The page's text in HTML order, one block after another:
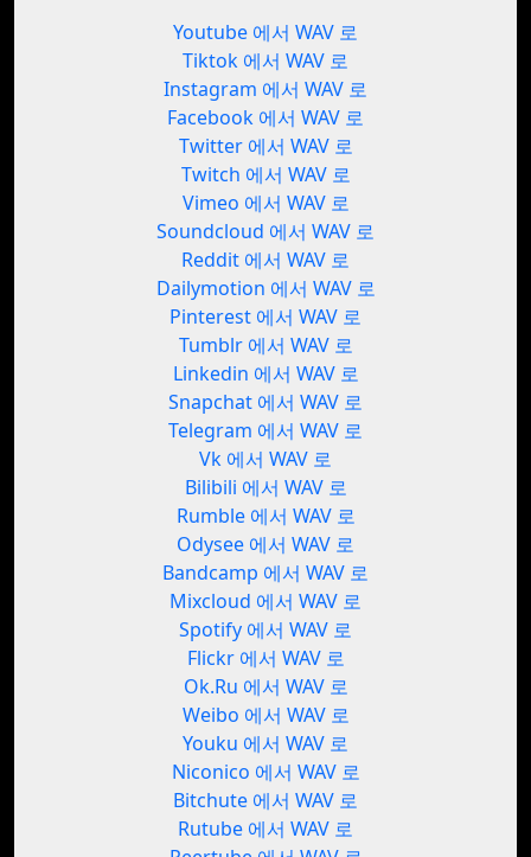
Youtube 에서 WAV 로
Tiktok 에서 WAV 로
Instagram 에서 WAV 로
Facebook 에서 WAV 로
Twitter 에서 WAV 로
Twitch 에서 WAV 로
Vimeo 에서 WAV 로
Soundcloud 에서 WAV 로
Reddit 에서 WAV 로
Dailymotion 에서 WAV 로
Pinterest 에서 WAV 로
Tumblr 에서 WAV 로
Linkedin 에서 WAV 로
Snapchat 에서 WAV 로
Telegram 에서 WAV 로
Vk 에서 WAV 로
Bilibili 에서 WAV 로
Rumble 에서 WAV 로
Odysee 에서 WAV 로
Bandcamp 에서 WAV 로
Mixcloud 에서 WAV 로
Spotify 에서 WAV 로
Flickr 에서 WAV 로
Ok.Ru 에서 WAV 로
Weibo 에서 WAV 로
Youku 에서 WAV 로
Niconico 에서 WAV 로
Bitchute 에서 WAV 로
Rutube 에서 WAV 로